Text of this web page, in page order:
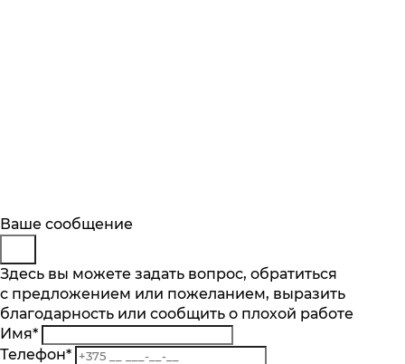
Описание
Отзывы
Основные характеристики
Количество чаш шт.
1
Материал
Будьте в курсе
Подпишитесь на последние обновления
и узнавайте о новинках и специальных
предложениях первыми
Подписаться
Заказ обратного звонка
Представьтесь
Телефон*
Комментарий
Ваше сообщение
Здесь вы можете задать вопрос, обратиться
с предложением или пожеланием, выразить
благодарность или сообщить о плохой работе
Имя*
Телефон*